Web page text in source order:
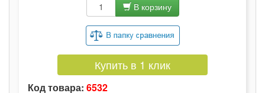
В корзину
Купить в 1 клик
Код товара: 6532